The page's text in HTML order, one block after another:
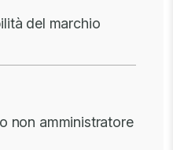
del marchio
non amministratore